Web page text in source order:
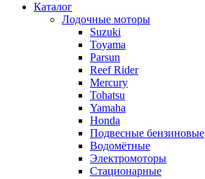
Каталог
Лодочные моторы
Suzuki
Toyama
Parsun
Reef Rider
Mercury
Tohatsu
Yamaha
Honda
Подвесные бензиновые
Водомётные
Электромоторы
Стационарные